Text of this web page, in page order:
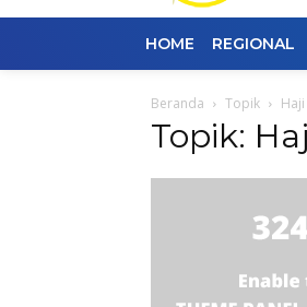
HOME REGIONAL
Beranda Topik Haji
Topik: